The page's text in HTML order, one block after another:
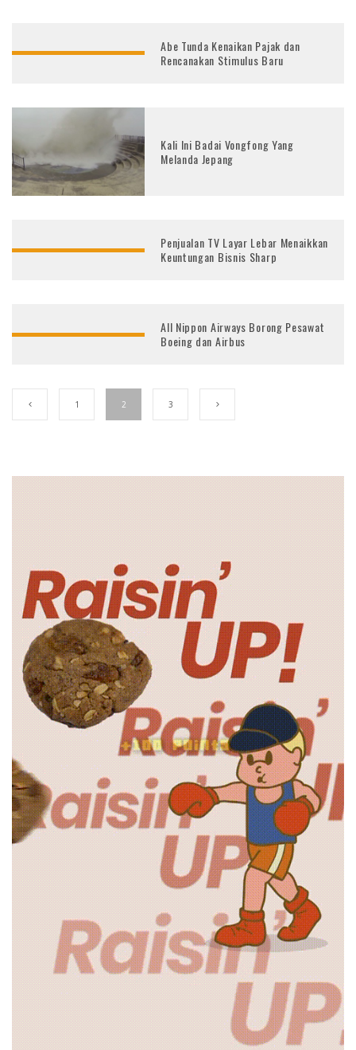
Abe Tunda Kenaikan Pajak dan
Rencanakan Stimulus Baru
Kali Ini Badai Vongfong Yang
Melanda Jepang
Penjualan TV Layar Lebar Menaikkan
Keuntungan Bisnis Sharp
All Nippon Airways Borong Pesawat
Boeing dan Airbus
1 2 3